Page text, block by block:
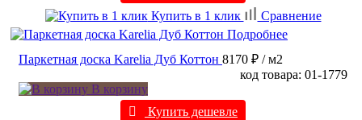
Купить в 1 клик
Сравнение
Подробнее
Паркетная доска Karelia Дуб Коттон 8170 ₽ / м2
код товара: 01-1779
В корзину
Купить дешевле